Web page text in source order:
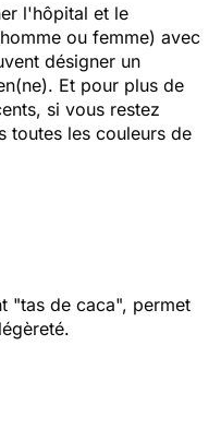
l'hôpital et le
ou femme) avec
désigner un
Et pour plus de
si vous restez
toutes les couleurs de
"tas de caca", permet